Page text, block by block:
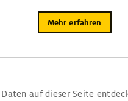
Mehr erfahren
auf dieser Seite